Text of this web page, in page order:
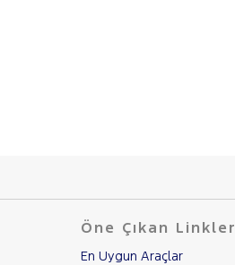
Öne Çıkan Linkler
En Uygun Araçlar